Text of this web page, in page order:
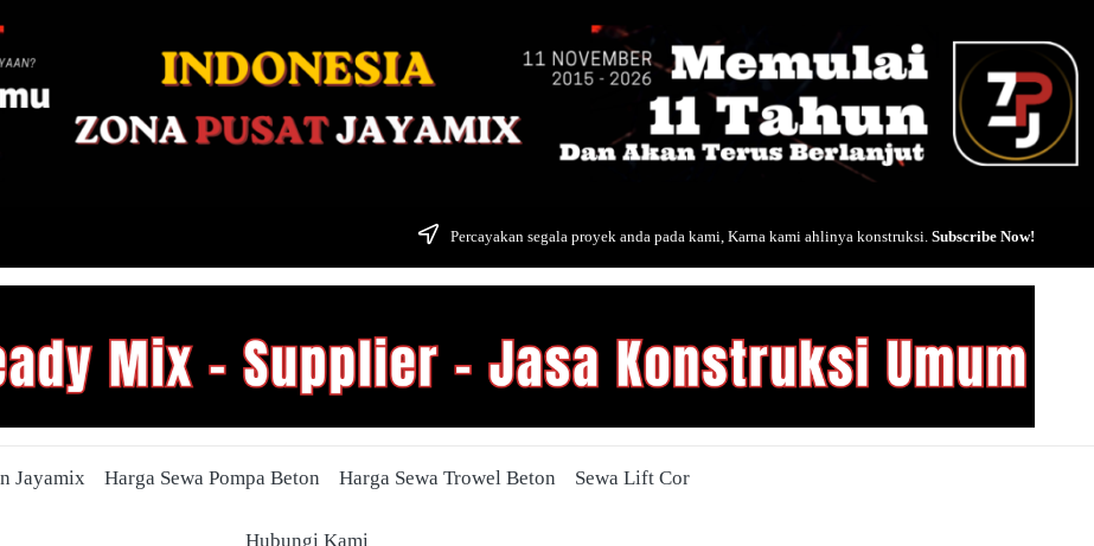
Percayakan segala proyek anda pada kami, Karna kami ahlinya konstruksi. Subscribe Now!
Jayamix Harga Sewa Pompa Beton Harga Sewa Trowel Beton Sewa Lift Cor
Hubungi Kami